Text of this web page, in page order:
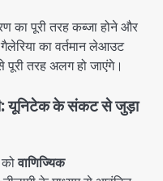
का पूरी तरह कब्जा होने और
का वर्तमान लेआउट
तरह अलग हो जाएंगे।
यूनिटेक के संकट से जुड़ा
वाणिज्यिक